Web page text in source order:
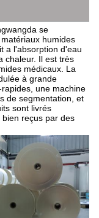
se
humides
a l'absorption d'eau
chaleur. Il est très
médicaux. La
à grande
une machine
de segmentation, et
sont livrés
reçus par des